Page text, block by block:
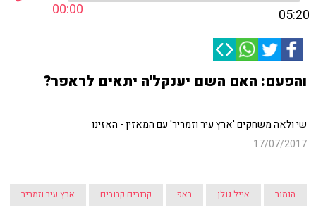
00:00 05:20
והפעם: האם השם יענקל'ה יתאים לראפר?
שי ולאה משחקים 'ארץ עיר וזמריר' עם המאזין - האזינו
17/07/2017
הומור אייל גולן ראפ קרובים קרובים ארץ עיר וזמריר